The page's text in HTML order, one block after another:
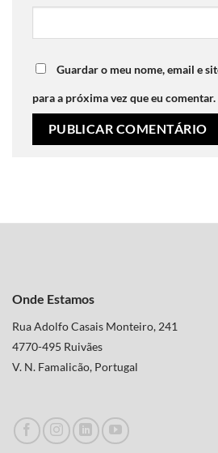
Guardar o meu nome, email e
para a próxima vez que eu comentar.
Onde Estamos
Rua Adolfo Casais Monteiro, 241
4770-495 Ruivães
V. N. Famalicão, Portugal